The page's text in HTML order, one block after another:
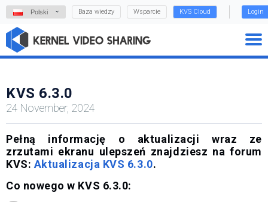
Polski Baza wiedzy Wsparcie KVS Cloud Login
KVS 6.3.0
24 November, 2024
Pełną informację o aktualizacji wraz ze
zrzutami ekranu ulepszeń znajdziesz na forum
KVS: Aktualizacja KVS 6.3.0.
Co nowego w KVS 6.3.0: